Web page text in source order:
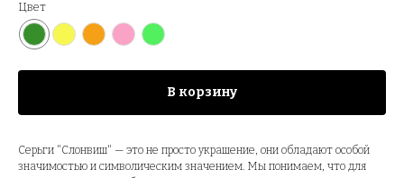
Цвет
В корзину
Серьги "Слонвиш" — это не просто украшение, они обладают особой
значимостью и символическим значением. Мы понимаем, что для